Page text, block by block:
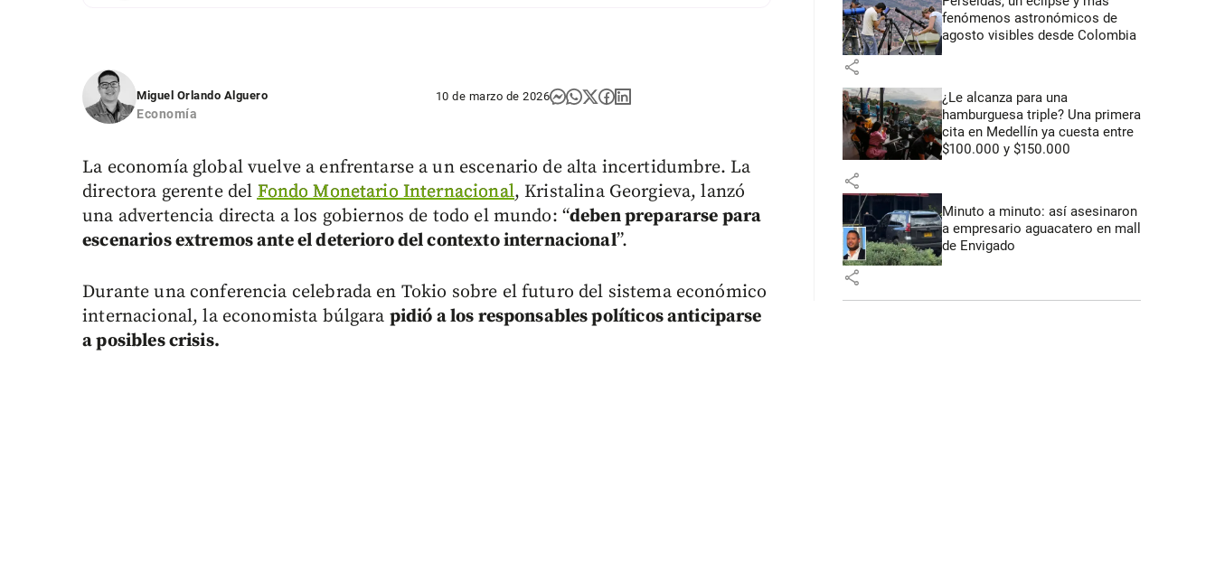
Miguel Orlando Alguero
Economía
10 de marzo de 2026
La economía global vuelve a enfrentarse a un escenario de alta incertidumbre. La
directora gerente delFondo Monetario Internacional, Kristalina Georgieva, lanzó
una advertencia directa a los gobiernos de todo el mundo: “deben prepararse para
escenarios extremos ante el deterioro del contexto internacional”.
Durante una conferencia celebrada en Tokio sobre el futuro del sistema económico
internacional, la economista búlgara pidió a los responsables políticos anticiparse
a posibles crisis.
fenómenos astronómicos de
agosto visibles desde Colombia
share
¿Le alcanza para una
hamburguesa triple? Una primera
cita en Medellín ya cuesta entre
$100.000 y $150.000
share
Minuto a minuto: así asesinaron
a empresario aguacatero en mall
de Envigado
share